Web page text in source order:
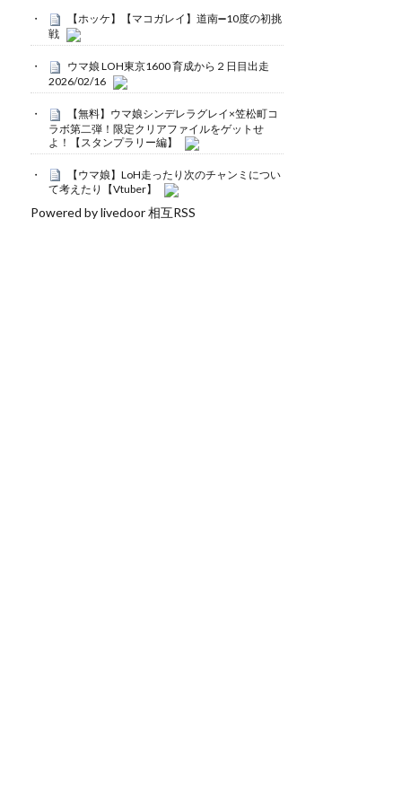
【ホッケ】【マコガレイ】道南➖10度の初挑
戦
ウマ娘 LOH東京1600 育成から２日目出走
2026/02/16
【無料】ウマ娘シンデレラグレイ×笠松町コ
ラボ第二弾！限定クリアファイルをゲットせ
よ！【スタンプラリー編】
【ウマ娘】LoH走ったり次のチャンミについ
て考えたり【Vtuber】
Powered by livedoor 相互RSS